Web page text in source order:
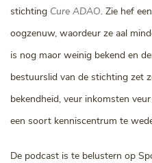
stichting Cure ADAO. Zie hef
oogzenuw, waordeur ze aal
is nog maor weinig bekend en
bestuurslid van de stichting zet
bekendheid, veur inkomsten
een soort kenniscentrum te
De podcast is te belustern op